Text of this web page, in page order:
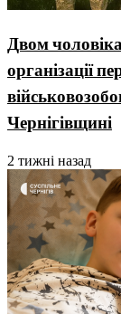
Двом
організації
Чернігівщині
2 тижні назад